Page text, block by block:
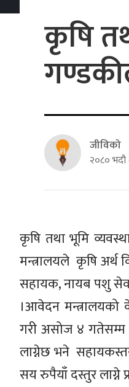
कृषि
जीविको
२०८०
कृषि तथा भूमि
मन्त्रालयले कृषि अर्थ
सहायक, नायब पशु
।आवेदन मन्त्रालयको
गरी असोज ४
लाग्नेछ भने
सय रुपैयाँ दस्तुर लाग्ने